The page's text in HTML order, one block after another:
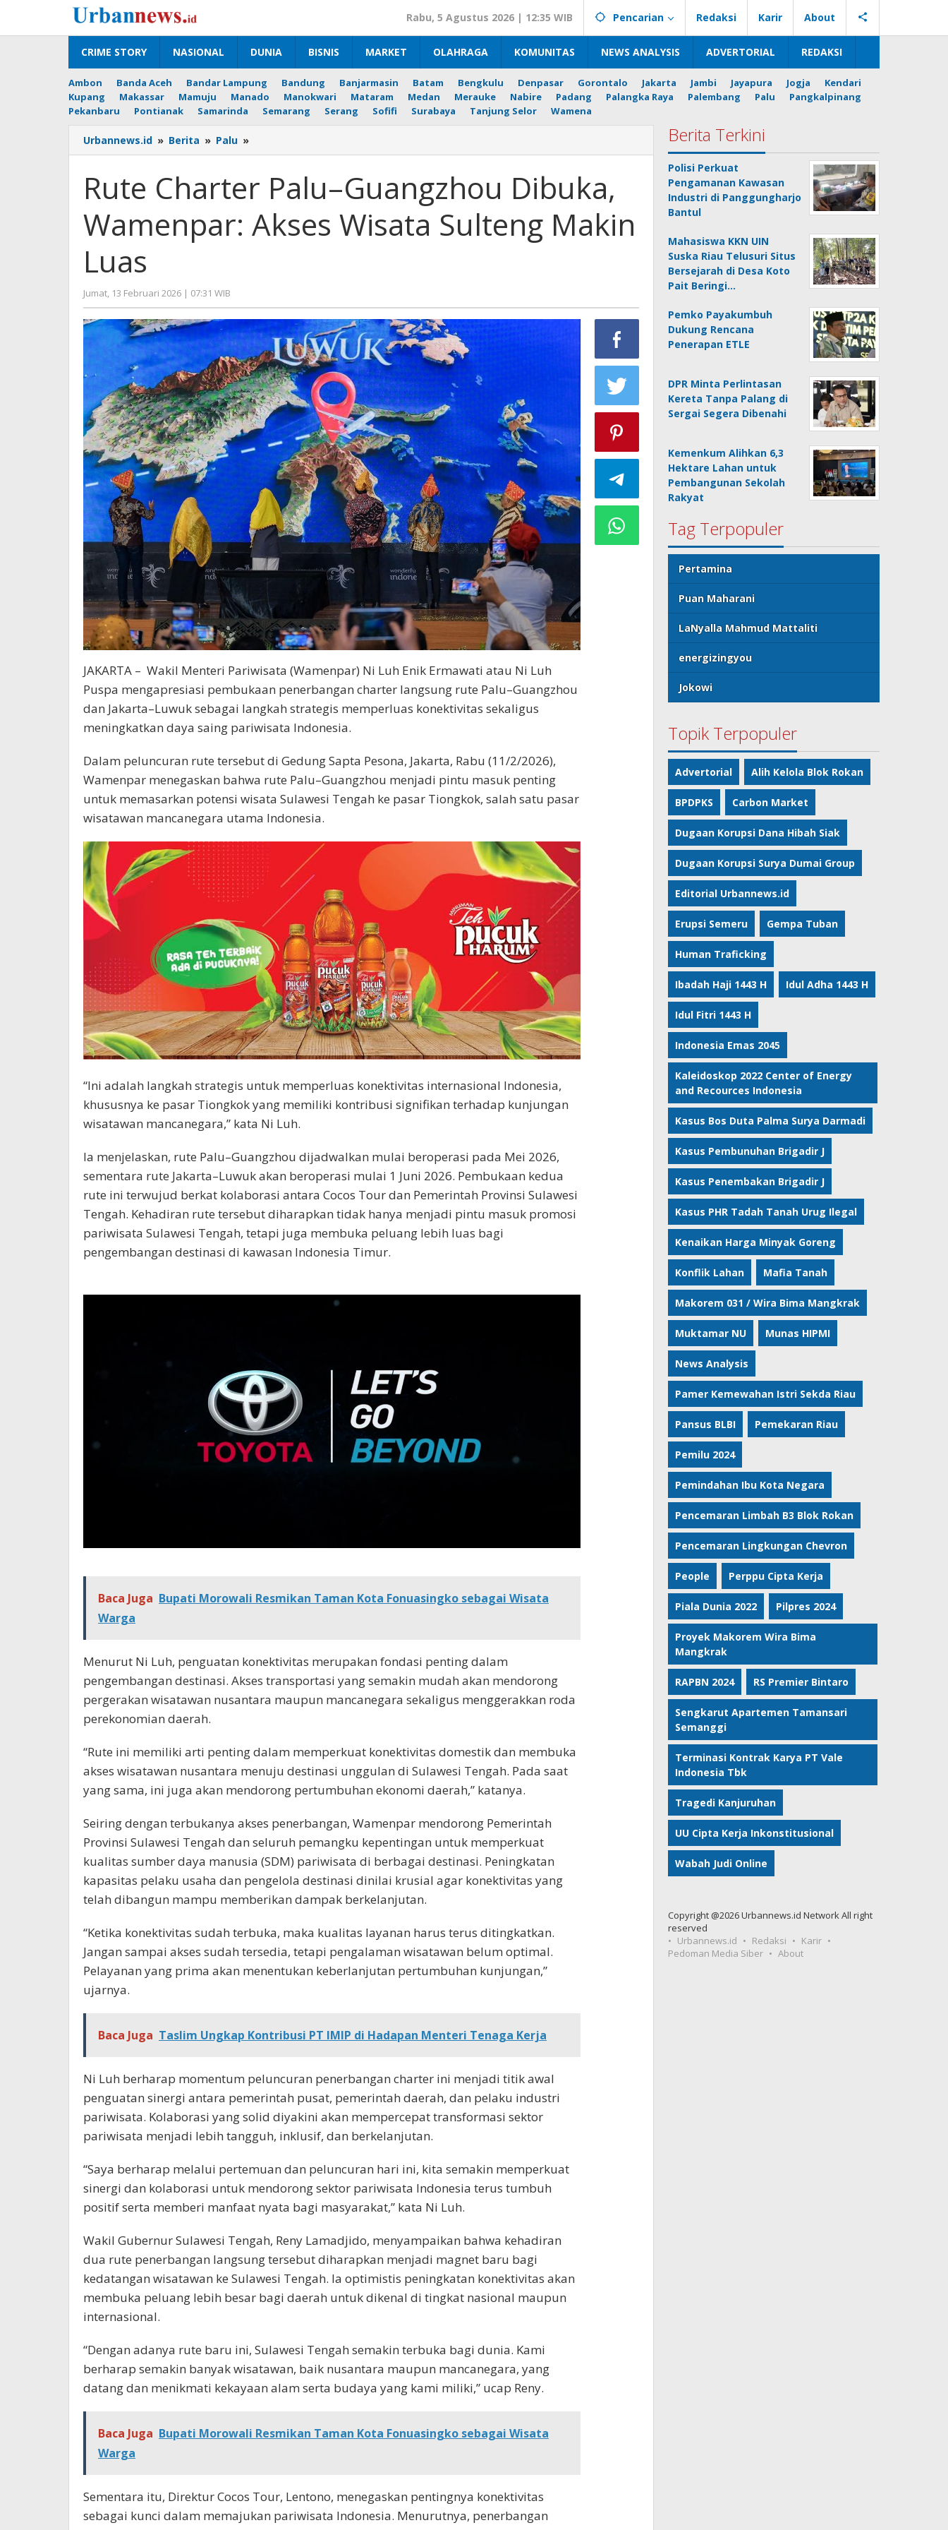
konten
Rabu, 5 Agustus 2026 | 12:35 WIB Pencarian Redaksi Karir About
CRIME STORY NASIONAL DUNIA BISNIS MARKET OLAHRAGA KOMUNITAS NEWS ANALYSIS ADVERTORIAL REDAKSI
Ambon Banda Aceh Bandar Lampung Bandung Banjarmasin Batam Bengkulu Denpasar Gorontalo Jakarta Jambi Jayapura Jogja
Kendari
Kupang
Makassar Mamuju Manado Manokwari Mataram Medan Merauke Nabire Padang Palangka Raya Palembang Palu
Pangkalpinang
Pekanbaru
Pontianak Samarinda Semarang Serang Sofifi Surabaya Tanjung Selor Wamena
Urbannews.id » Berita » Palu »
Charter
Guangzhou
Dibuka,
Wamenpar:
Akses
Rute Charter Palu–Guangzhou Dibuka,
Wamenpar: Akses Wisata Sulteng Makin
Luas
Jumat, 13 Februari 2026 | 07:31 WIB
Editor
JAKARTA – Wakil Menteri Pariwisata (Wamenpar) Ni Luh Enik Ermawati atau Ni Luh
Puspa mengapresiasi pembukaan penerbangan charter langsung rute Palu–Guangzhou
dan Jakarta–Luwuk sebagai langkah strategis memperluas konektivitas sekaligus
meningkatkan daya saing pariwisata Indonesia.
Dalam peluncuran rute tersebut di Gedung Sapta Pesona, Jakarta, Rabu (11/2/2026),
Wamenpar menegaskan bahwa rute Palu–Guangzhou menjadi pintu masuk penting
untuk memasarkan potensi wisata Sulawesi Tengah ke pasar Tiongkok, salah satu pasar
wisatawan mancanegara utama Indonesia.
“Ini adalah langkah strategis untuk memperluas konektivitas internasional Indonesia,
khususnya ke pasar Tiongkok yang memiliki kontribusi signifikan terhadap kunjungan
wisatawan mancanegara,” kata Ni Luh.
Ia menjelaskan, rute Palu–Guangzhou dijadwalkan mulai beroperasi pada Mei 2026,
sementara rute Jakarta–Luwuk akan beroperasi mulai 1 Juni 2026. Pembukaan kedua
rute ini terwujud berkat kolaborasi antara Cocos Tour dan Pemerintah Provinsi Sulawesi
Tengah. Kehadiran rute tersebut diharapkan tidak hanya menjadi pintu masuk promosi
pariwisata Sulawesi Tengah, tetapi juga membuka peluang lebih luas bagi
pengembangan destinasi di kawasan Indonesia Timur.
Baca Juga Bupati Morowali Resmikan Taman Kota Fonuasingko sebagai Wisata
Warga
Menurut Ni Luh, penguatan konektivitas merupakan fondasi penting dalam
pengembangan destinasi. Akses transportasi yang semakin mudah akan mendorong
pergerakan wisatawan nusantara maupun mancanegara sekaligus menggerakkan roda
perekonomian daerah.
“Rute ini memiliki arti penting dalam memperkuat konektivitas domestik dan membuka
akses wisatawan nusantara menuju destinasi unggulan di Sulawesi Tengah. Pada saat
yang sama, ini juga akan mendorong pertumbuhan ekonomi daerah,” katanya.
Seiring dengan terbukanya akses penerbangan, Wamenpar mendorong Pemerintah
Provinsi Sulawesi Tengah dan seluruh pemangku kepentingan untuk memperkuat
kualitas sumber daya manusia (SDM) pariwisata di berbagai destinasi. Peningkatan
kapasitas pelaku usaha dan pengelola destinasi dinilai krusial agar konektivitas yang
telah dibangun mampu memberikan dampak berkelanjutan.
“Ketika konektivitas sudah terbuka, maka kualitas layanan harus terus ditingkatkan.
Jangan sampai akses sudah tersedia, tetapi pengalaman wisatawan belum optimal.
Pelayanan yang prima akan menentukan keberlanjutan pertumbuhan kunjungan,”
ujarnya.
Baca Juga Taslim Ungkap Kontribusi PT IMIP di Hadapan Menteri Tenaga Kerja
Ni Luh berharap momentum peluncuran penerbangan charter ini menjadi titik awal
penguatan sinergi antara pemerintah pusat, pemerintah daerah, dan pelaku industri
pariwisata. Kolaborasi yang solid diyakini akan mempercepat transformasi sektor
pariwisata menjadi lebih tangguh, inklusif, dan berkelanjutan.
“Saya berharap melalui pertemuan dan peluncuran hari ini, kita semakin memperkuat
sinergi dan kolaborasi untuk mendorong sektor pariwisata Indonesia terus tumbuh
positif serta memberi manfaat nyata bagi masyarakat,” kata Ni Luh.
Wakil Gubernur Sulawesi Tengah, Reny Lamadjido, menyampaikan bahwa kehadiran
dua rute penerbangan langsung tersebut diharapkan menjadi magnet baru bagi
kedatangan wisatawan ke Sulawesi Tengah. Ia optimistis peningkatan konektivitas akan
membuka peluang lebih besar bagi daerah untuk dikenal di tingkat nasional maupun
internasional.
“Dengan adanya rute baru ini, Sulawesi Tengah semakin terbuka bagi dunia. Kami
berharap semakin banyak wisatawan, baik nusantara maupun mancanegara, yang
datang dan menikmati kekayaan alam serta budaya yang kami miliki,” ucap Reny.
Baca Juga Bupati Morowali Resmikan Taman Kota Fonuasingko sebagai Wisata
Warga
Sementara itu, Direktur Cocos Tour, Lentono, menegaskan pentingnya konektivitas
sebagai kunci dalam memajukan pariwisata Indonesia. Menurutnya, penerbangan
Berita Terkini
Polisi Perkuat
Pengamanan Kawasan
Industri di Panggungharjo
Bantul
Mahasiswa KKN UIN
Suska Riau Telusuri Situs
Bersejarah di Desa Koto
Pait Beringi…
Pemko Payakumbuh
Dukung Rencana
Penerapan ETLE
DPR Minta Perlintasan
Kereta Tanpa Palang di
Sergai Segera Dibenahi
Kemenkum Alihkan 6,3
Hektare Lahan untuk
Pembangunan Sekolah
Rakyat
Tag Terpopuler
Pertamina
Puan Maharani
LaNyalla Mahmud Mattaliti
energizingyou
Jokowi
Topik Terpopuler
Advertorial Alih Kelola Blok Rokan
BPDPKS Carbon Market
Dugaan Korupsi Dana Hibah Siak
Dugaan Korupsi Surya Dumai Group
Editorial Urbannews.id
Erupsi Semeru Gempa Tuban
Human Traficking
Ibadah Haji 1443 H Idul Adha 1443 H
Idul Fitri 1443 H
Indonesia Emas 2045
Kaleidoskop 2022 Center of Energy
and Recources Indonesia
Kasus Bos Duta Palma Surya Darmadi
Kasus Pembunuhan Brigadir J
Kasus Penembakan Brigadir J
Kasus PHR Tadah Tanah Urug Ilegal
Kenaikan Harga Minyak Goreng
Konflik Lahan Mafia Tanah
Makorem 031 / Wira Bima Mangkrak
Muktamar NU Munas HIPMI
News Analysis
Pamer Kemewahan Istri Sekda Riau
Pansus BLBI Pemekaran Riau
Pemilu 2024
Pemindahan Ibu Kota Negara
Pencemaran Limbah B3 Blok Rokan
Pencemaran Lingkungan Chevron
People Perppu Cipta Kerja
Piala Dunia 2022 Pilpres 2024
Proyek Makorem Wira Bima
Mangkrak
RAPBN 2024 RS Premier Bintaro
Sengkarut Apartemen Tamansari
Semanggi
Terminasi Kontrak Karya PT Vale
Indonesia Tbk
Tragedi Kanjuruhan
UU Cipta Kerja Inkonstitusional
Wabah Judi Online
Copyright @2026 Urbannews.id Network All right
reserved
Urbannews.id
Redaksi
Karir
Pedoman Media Siber
About